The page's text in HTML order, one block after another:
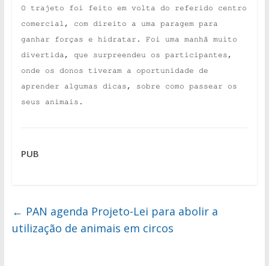
O trajeto foi feito em volta do referido centro
comercial, com direito a uma paragem para
ganhar forças e hidratar. Foi uma manhã muito
divertida, que surpreendeu os participantes,
onde os donos tiveram a oportunidade de
aprender algumas dicas, sobre como passear os
seus animais.
PUB
← PAN agenda Projeto-Lei para abolir a
utilização de animais em circos